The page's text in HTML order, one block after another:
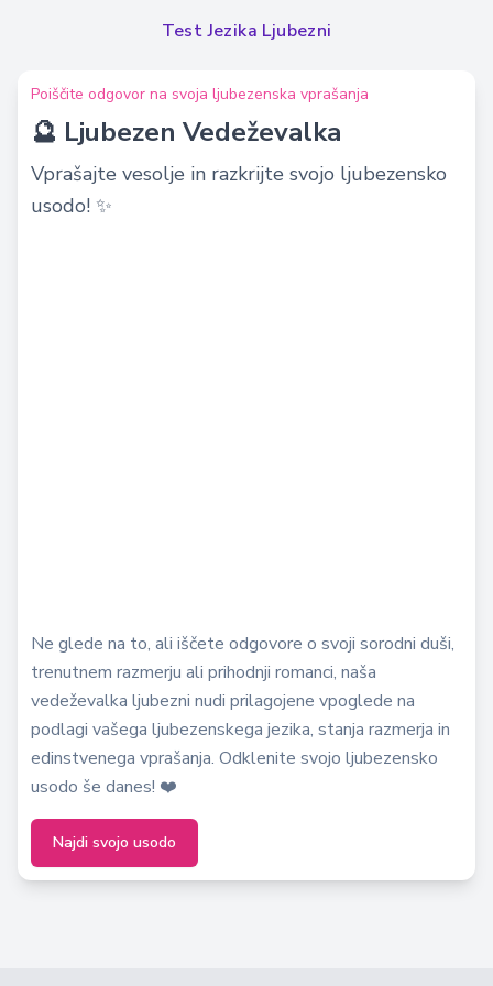
Test Jezika Ljubezni
Poiščite odgovor na svoja ljubezenska vprašanja
🔮 Ljubezen Vedeževalka
Vprašajte vesolje in razkrijte svojo ljubezensko
usodo! ✨
Ne glede na to, ali iščete odgovore o svoji sorodni duši,
trenutnem razmerju ali prihodnji romanci, naša
vedeževalka ljubezni nudi prilagojene vpoglede na
podlagi vašega ljubezenskega jezika, stanja razmerja in
edinstvenega vprašanja. Odklenite svojo ljubezensko
usodo še danes! ❤️
Najdi svojo usodo